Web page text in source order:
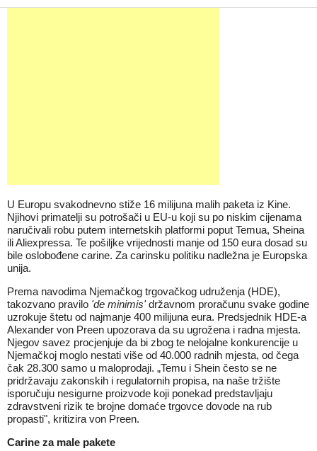
U Europu svakodnevno stiže 16 milijuna malih paketa iz Kine.
Njihovi primatelji su potrošači u EU-u koji su po niskim cijenama
naručivali robu putem internetskih platformi poput Temua, Sheina
ili Aliexpressa. Te pošiljke vrijednosti manje od 150 eura dosad su
bile oslobođene carine. Za carinsku politiku nadležna je Europska
unija.
Prema navodima Njemačkog trgovačkog udruženja (HDE),
takozvano pravilo 'de minimis'državnom proračunu svake godine
uzrokuje štetu od najmanje 400 milijuna eura. Predsjednik HDE-a
Alexander von Preen upozorava da su ugrožena i radna mjesta.
Njegov savez procjenjuje da bi zbog te nelojalne konkurencije u
Njemačkoj moglo nestati više od 40.000 radnih mjesta, od čega
čak 28.300 samo u maloprodaji. „Temu i Shein često se ne
pridržavaju zakonskih i regulatornih propisa, na naše tržište
isporučuju nesigurne proizvode koji ponekad predstavljaju
zdravstveni rizik te brojne domaće trgovce dovode na rub
propasti", kritizira von Preen.
Carine za male pakete